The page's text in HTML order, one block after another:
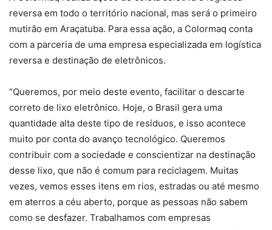
reversa em todo o território nacional, mas será o primeiro
mutirão em Araçatuba. Para essa ação, a Colormaq conta
com a parceria de uma empresa especializada em logística
reversa e destinação de eletrônicos.
“Queremos, por meio deste evento, facilitar o descarte
correto de lixo eletrônico. Hoje, o Brasil gera uma
quantidade alta deste tipo de resíduos, e isso acontece
muito por conta do avanço tecnológico. Queremos
contribuir com a sociedade e conscientizar na destinação
desse lixo, que não é comum para reciclagem. Muitas
vezes, vemos esses itens em rios, estradas ou até mesmo
em aterros a céu aberto, porque as pessoas não sabem
como se desfazer. Trabalhamos com empresas